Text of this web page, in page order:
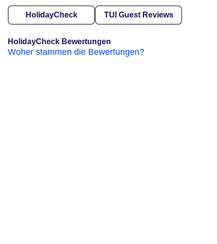
HolidayCheck TUI Guest Reviews
HolidayCheck Bewertungen
Woher stammen die Bewertungen?